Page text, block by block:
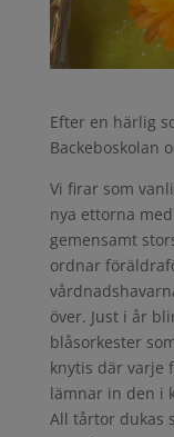
Efter en härlig
Backeboskolan
Vi firar som
nya ettorna
gemensamt
ordnar
över. Just i år
blåsorkester
knytis där varje
lämnar in den i
All tårtor dukas